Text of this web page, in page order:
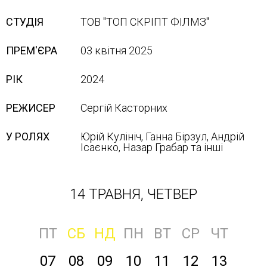
СТУДІЯ ТОВ "ТОП СКРІПТ ФІЛМЗ"
ПРЕМ'ЄРА 03 квітня 2025
РІК 2024
РЕЖИСЕР Сергій Касторних
У РОЛЯХ
Юрій Кулініч, Ганна Бірзул, Андрій
Ісаєнко, Назар Грабар та інші
14 ТРАВНЯ, ЧЕТВЕР
ПТ СБ НД ПН ВТ СР
ЧТ
07
08 09 10 11 12 13